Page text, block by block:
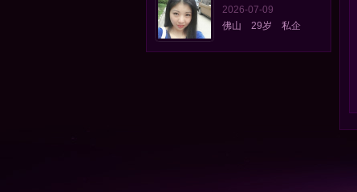
2026-07-09
佛山 29岁 私企